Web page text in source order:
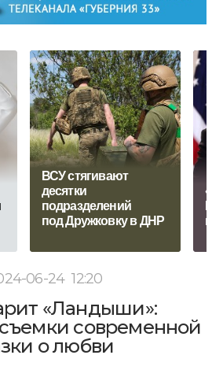
ВСУ стягивают
десятки
подразделений
под Дружковку в ДНР
06-24 12:20
«Ландыши»:
современной
о любви